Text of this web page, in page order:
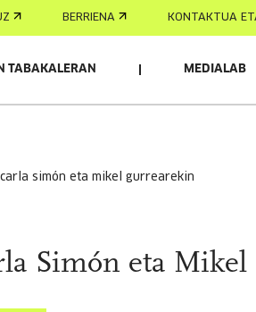
BERRIENA KONTAKTUA
TABAKALERAN MEDIALAB
simón eta mikel gurrearekin
Simón eta Mikel